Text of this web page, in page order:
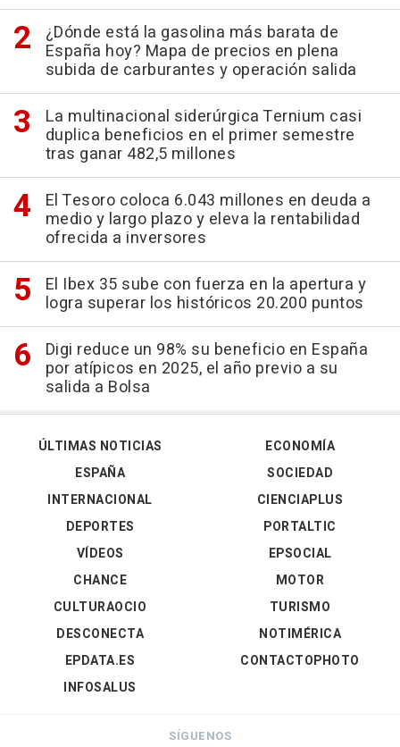
¿Dónde está la gasolina más barata de
España hoy? Mapa de precios en plena
subida de carburantes y operación salida
La multinacional siderúrgica Ternium casi
duplica beneficios en el primer semestre
tras ganar 482,5 millones
El Tesoro coloca 6.043 millones en deuda a
medio y largo plazo y eleva la rentabilidad
ofrecida a inversores
El Ibex 35 sube con fuerza en la apertura y
logra superar los históricos 20.200 puntos
Digi reduce un 98% su beneficio en España
por atípicos en 2025, el año previo a su
salida a Bolsa
ÚLTIMAS NOTICIAS
ESPAÑA
INTERNACIONAL
DEPORTES
VÍDEOS
ECONOMÍA
SOCIEDAD
CIENCIAPLUS
PORTALTIC
EPSOCIAL
CHANCE
CULTURAOCIO
DESCONECTA
EPDATA.ES
INFOSALUS
MOTOR
TURISMO
NOTIMÉRICA
CONTACTOPHOTO
SÍGUENOS